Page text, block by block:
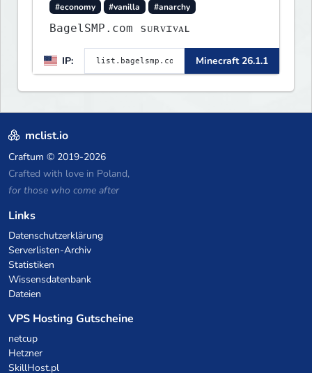
#economy
#vanilla #anarchy
BagelSMP.com ѕᴜʀᴠɪᴠᴀʟ
IP: Minecraft 26.1.1
mclist.io
Craftum © 2019-2026
Crafted with love in Poland,
for those who come after
Links
Datenschutzerklärung
Serverlisten-Archiv
Statistiken
Wissensdatenbank
Dateien
VPS Hosting Gutscheine
netcup
Hetzner
SkillHost.pl